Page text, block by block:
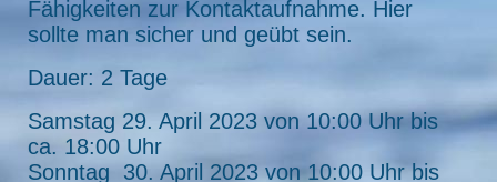
Fähigkeiten zur Kontaktaufnahme. Hier
sollte man sicher und geübt sein.
Dauer: 2 Tage
Samstag 29. April 2023 von 10:00 Uhr bis
ca. 18:00 Uhr
Sonntag 30. April 2023 von 10:00 Uhr bis